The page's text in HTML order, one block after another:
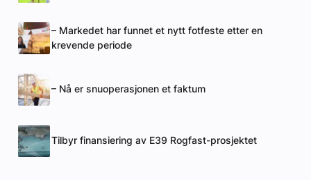
– Markedet har funnet et nytt fotfeste etter en
krevende periode
– Nå er snuoperasjonen et faktum
Tilbyr finansiering av E39 Rogfast-prosjektet